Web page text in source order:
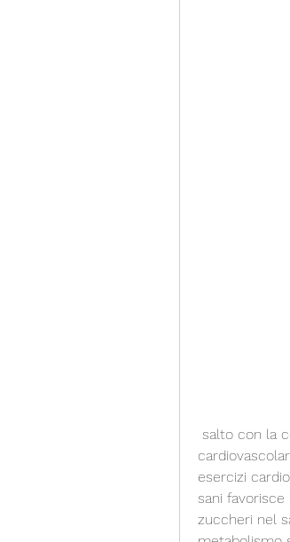
esercizi
sani favorisce
zuccheri nel